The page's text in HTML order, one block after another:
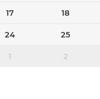
17 18
24 25
1 2